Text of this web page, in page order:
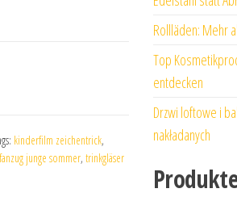
kinderfilm zeichentrick,
junge sommer, trinkgläser
Rollläden: Mehr
Top
entdecken
Drzwi loftowe i
nakładanych